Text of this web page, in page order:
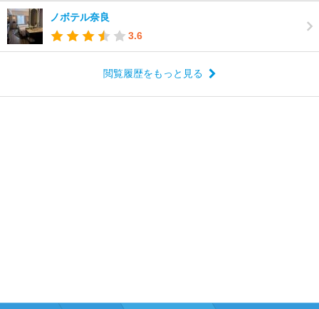
ノボテル奈良
3.6
閲覧履歴をもっと見る